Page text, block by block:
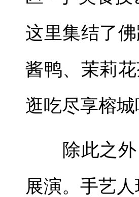
这里集结了
酱鸭、茉莉
逛吃尽享榕城
除此之外
展演。手艺